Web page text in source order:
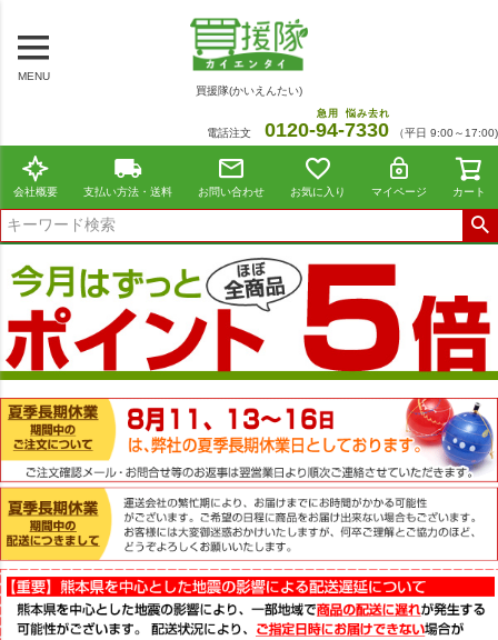
MENU
買援隊(かいえんたい)
電話注文 0120-94
急用
-7330
悩み去れ
（平日 9:00～17:00)
会社概要 支払い方法・送料 お問い合わせ お気に入り マイページ カート